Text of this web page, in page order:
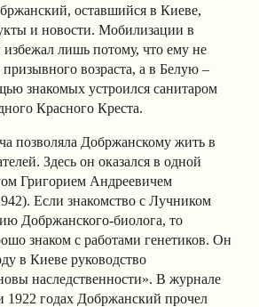
оставшийся в Киеве,
и новости. Мобилизации в
лишь потому, что ему не
возраста, а в Белую –
знакомых устроился санитаром
Красного Креста.
позволяла Добржанскому жить в
Здесь он оказался в одной
Григорием Андреевичем
Если знакомство с Лучником
Добржанского-биолога, то
знаком с работами генетиков. Он
в Киеве руководство
наследственности». В журнале
1922 годах Добржанский прочел